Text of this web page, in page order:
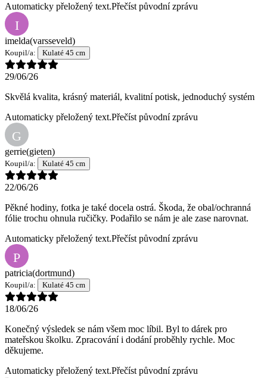
Automaticky přeložený text.Přečíst původní zprávu
I
imelda(varsseveld)
Koupil/a: Kulaté 45 cm
29/06/26
Skvělá kvalita, krásný materiál, kvalitní potisk, jednoduchý systém
Automaticky přeložený text.Přečíst původní zprávu
G
gerrie(gieten)
Koupil/a: Kulaté 45 cm
22/06/26
Pěkné hodiny, fotka je také docela ostrá. Škoda, že obal/ochranná
fólie trochu ohnula ručičky. Podařilo se nám je ale zase narovnat.
Automaticky přeložený text.Přečíst původní zprávu
P
patricia(dortmund)
Koupil/a: Kulaté 45 cm
18/06/26
Konečný výsledek se nám všem moc líbil. Byl to dárek pro
mateřskou školku. Zpracování i dodání proběhly rychle. Moc
děkujeme.
Automaticky přeložený text.Přečíst původní zprávu